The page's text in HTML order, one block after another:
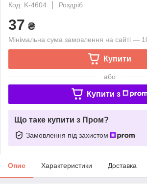
Код: K-4604
Роздріб
37 ₴
Мінімальна сума замовлення на сайті —
Купити
або
Купити з
Що таке купити з Пром?
Замовлення під захистом
Опис Характеристики Доставка